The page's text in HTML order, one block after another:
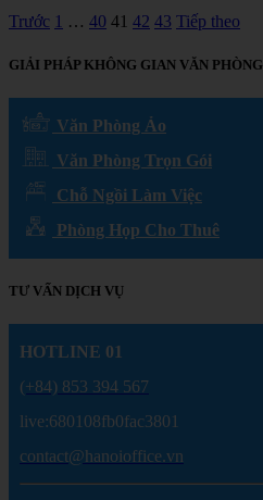
Trước 1 … 40 41 42 43 Tiếp theo
GIẢI PHÁP KHÔNG GIAN VĂN PHÒNG
Văn Phòng Ảo
Văn Phòng Trọn Gói
Chỗ Ngồi Làm Việc
Phòng Họp Cho Thuê
TƯ VẤN DỊCH VỤ
HOTLINE 01
(+84) 853 394 567
live:680108fb0fac3801
contact@hanoioffice.vn